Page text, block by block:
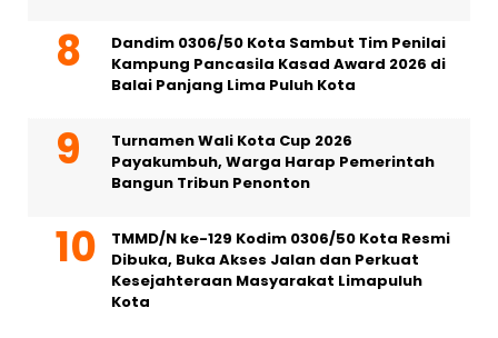
Dandim 0306/50 Kota Sambut Tim Penilai
Kampung Pancasila Kasad Award 2026 di
Balai Panjang Lima Puluh Kota
Turnamen Wali Kota Cup 2026
Payakumbuh, Warga Harap Pemerintah
Bangun Tribun Penonton
TMMD/N ke-129 Kodim 0306/50 Kota Resmi
Dibuka, Buka Akses Jalan dan Perkuat
Kesejahteraan Masyarakat Limapuluh
Kota